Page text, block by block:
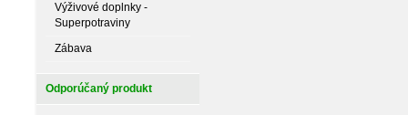
Výživové doplnky -
Superpotraviny
Zábava
Odporúčaný produkt